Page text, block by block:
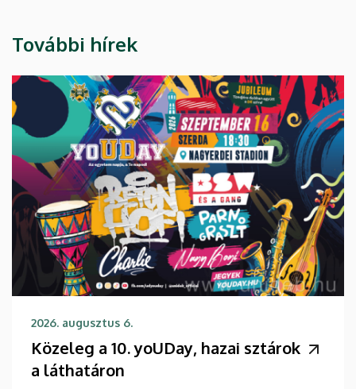
További hírek
2026. augusztus 6.
Közeleg a 10. yoUDay, hazai sztárok
a láthatáron